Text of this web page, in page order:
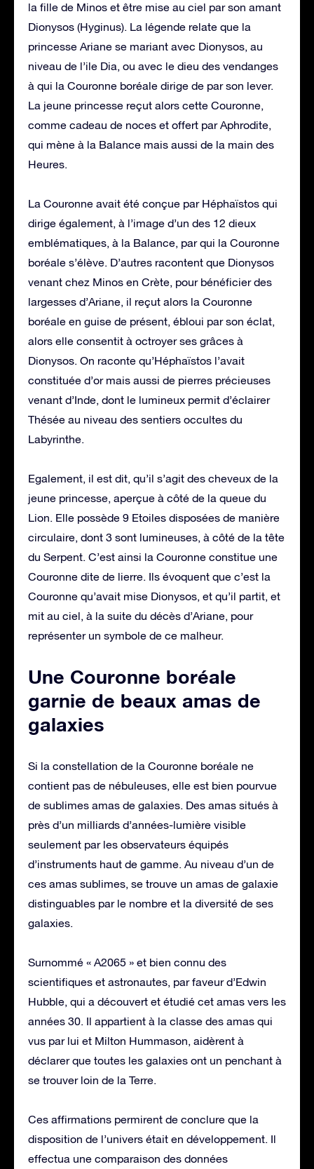
la fille de Minos et être mise au ciel par son amant
Dionysos (Hyginus). La légende relate que la
princesse Ariane se mariant avec Dionysos, au
niveau de l’ile Dia, ou avec le dieu des vendanges
à qui la Couronne boréale dirige de par son lever.
La jeune princesse reçut alors cette Couronne,
comme cadeau de noces et offert par Aphrodite,
qui mène à la Balance mais aussi de la main des
Heures.
La Couronne avait été conçue par Héphaïstos qui
dirige également, à l’image d’un des 12 dieux
emblématiques, à la Balance, par qui la Couronne
boréale s’élève. D’autres racontent que Dionysos
venant chez Minos en Crète, pour bénéficier des
largesses d’Ariane, il reçut alors la Couronne
boréale en guise de présent, ébloui par son éclat,
alors elle consentit à octroyer ses grâces à
Dionysos. On raconte qu’Héphaïstos l’avait
constituée d’or mais aussi de pierres précieuses
venant d’Inde, dont le lumineux permit d’éclairer
Thésée au niveau des sentiers occultes du
Labyrinthe.
Egalement, il est dit, qu’il s’agit des cheveux de la
jeune princesse, aperçue à côté de la queue du
Lion. Elle possède 9 Etoiles disposées de manière
circulaire, dont 3 sont lumineuses, à côté de la tête
du Serpent. C’est ainsi la Couronne constitue une
Couronne dite de lierre. Ils évoquent que c’est la
Couronne qu’avait mise Dionysos, et qu’il partit, et
mit au ciel, à la suite du décès d’Ariane, pour
représenter un symbole de ce malheur.
Une Couronne boréale
garnie de beaux amas de
galaxies
Si la constellation de la Couronne boréale ne
contient pas de nébuleuses, elle est bien pourvue
de sublimes amas de galaxies. Des amas situés à
près d’un milliards d’années-lumière visible
seulement par les observateurs équipés
d’instruments haut de gamme. Au niveau d’un de
ces amas sublimes, se trouve un amas de galaxie
distinguables par le nombre et la diversité de ses
galaxies.
Surnommé « A2065 » et bien connu des
scientifiques et astronautes, par faveur d’Edwin
Hubble, qui a découvert et étudié cet amas vers les
années 30. Il appartient à la classe des amas qui
vus par lui et Milton Hummason, aidèrent à
déclarer que toutes les galaxies ont un penchant à
se trouver loin de la Terre.
Ces affirmations permirent de conclure que la
disposition de l’univers était en développement. Il
effectua une comparaison des données